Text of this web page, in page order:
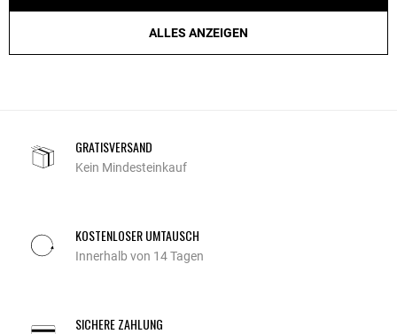
ALLES ANZEIGEN
GRATISVERSAND
Kein Mindesteinkauf
KOSTENLOSER UMTAUSCH
Innerhalb von 14 Tagen
SICHERE ZAHLUNG